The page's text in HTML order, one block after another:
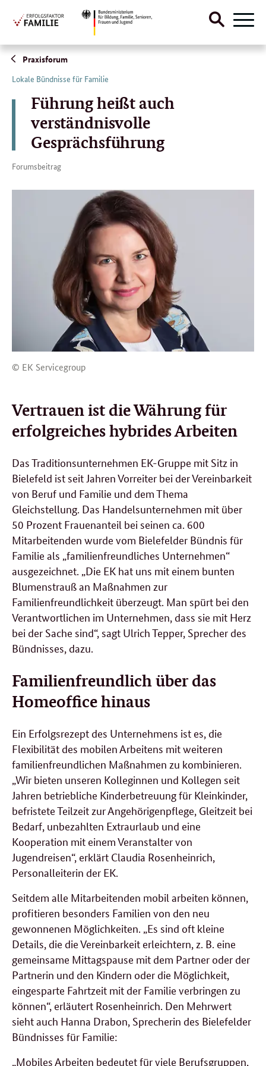
Direktlink:
Suche
Praxisforum
Lokale Bündnisse für Familie
Führung heißt auch
verständnisvolle
Gesprächsführung
Forumsbeitrag
© EK Servicegroup
Vertrauen ist die Währung für
erfolgreiches hybrides Arbeiten
Das Traditionsunternehmen EK-Gruppe mit Sitz in
Bielefeld ist seit Jahren Vorreiter bei der Vereinbarkeit
von Beruf und Familie und dem Thema
Gleichstellung. Das Handelsunternehmen mit über
50 Prozent Frauenanteil bei seinen ca. 600
Mitarbeitenden wurde vom Bielefelder Bündnis für
Familie als „familienfreundliches Unternehmen“
ausgezeichnet. „Die EK hat uns mit einem bunten
Blumenstrauß an Maßnahmen zur
Familienfreundlichkeit überzeugt. Man spürt bei den
Verantwortlichen im Unternehmen, dass sie mit Herz
bei der Sache sind“, sagt Ulrich Tepper, Sprecher des
Bündnisses, dazu.
Familienfreundlich über das
Homeofficehinaus
Ein Erfolgsrezept des Unternehmens ist es, die
Flexibilität des mobilen Arbeitens mit weiteren
familienfreundlichen Maßnahmen zu kombinieren.
„Wir bieten unseren Kolleginnen und Kollegen seit
Jahren betriebliche Kinderbetreuung für Kleinkinder,
befristete Teilzeit zur Angehörigenpflege, Gleitzeit bei
Bedarf, unbezahlten Extraurlaub und eine
Kooperation mit einem Veranstalter von
Jugendreisen“, erklärt Claudia Rosenheinrich,
Personalleiterin der EK.
Seitdem alle Mitarbeitenden mobil arbeiten können,
profitieren besonders Familien von den neu
gewonnenen Möglichkeiten. „Es sind oft kleine
Details, die die Vereinbarkeit erleichtern, z. B. eine
gemeinsame Mittagspause mit dem Partner oder der
Partnerin und den Kindern oder die Möglichkeit,
eingesparte Fahrtzeit mit der Familie verbringen zu
können“, erläutert Rosenheinrich. Den Mehrwert
sieht auch Hanna Drabon, Sprecherin des Bielefelder
Bündnisses für Familie:
„Mobiles Arbeiten bedeutet für viele Berufsgruppen,